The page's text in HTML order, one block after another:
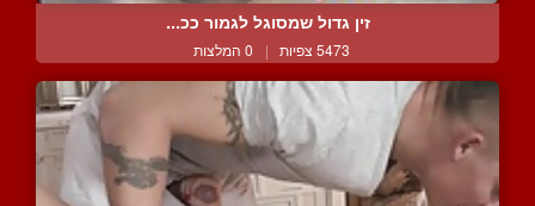
זין גדול שמסוגל לגמור ככ...
5473 צפיות | 0 המלצות